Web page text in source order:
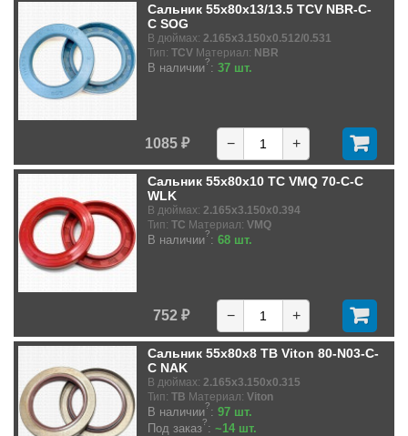
Сальник 55x80x13/13.5 TCV NBR-C-
C SOG
В дюймах: 2.165x3.150x0.512/0.531
Тип: TCV Материал: NBR
В наличии?: 37 шт.
1085 ₽ − +
Сальник 55x80x10 TC VMQ 70-C-C
WLK
В дюймах: 2.165x3.150x0.394
Тип: TC Материал: VMQ
В наличии?: 68 шт.
752 ₽ − +
Сальник 55x80x8 TB Viton 80-N03-C-
C NAK
В дюймах: 2.165x3.150x0.315
Тип: TB Материал: Viton
В наличии?: 97 шт.
Под заказ?: ~14 шт.